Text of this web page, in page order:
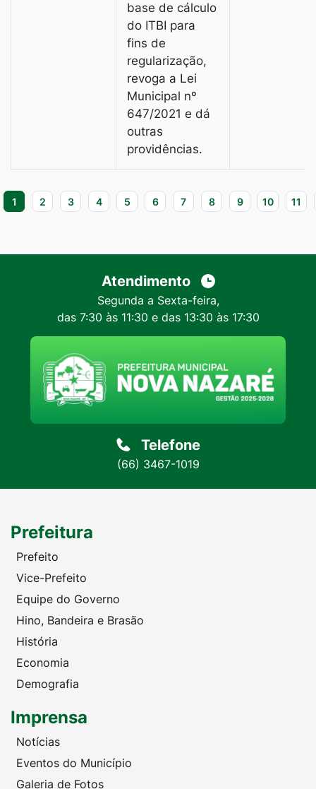
base de cálculo
do ITBI para
fins de
regularização,
revoga a Lei
Municipal nº
647/2021 e dá
outras
providências.
1 2 3 4 5 6 7 8 9 10 11
Atendimento
Segunda a Sexta-feira,
das 7:30 às 11:30 e das 13:30 às 17:30
Telefone
(66) 3467-1019
Prefeitura
Prefeito
Vice-Prefeito
Equipe do Governo
Hino, Bandeira e Brasão
História
Economia
Demografia
Imprensa
Notícias
Eventos do Município
Galeria de Fotos